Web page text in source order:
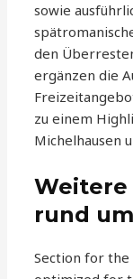
sowie
den
ergänzen die
zu einem
Michelhausen
rund
Section for